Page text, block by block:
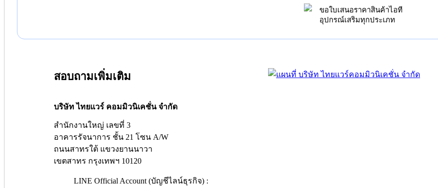
ขอใบเสนอราคาสินค้าไอที
อุปกรณ์เสริมทุกประเภท
สอบถามเพิ่มเติม
บริษัท ไทยแวร์ คอมมิวนิเคชั่น จำกัด
สำนักงานใหญ่ เลขที่ 3
อาคารรัจนาการ ชั้น 21 โซน A/W
ถนนสาทรใต้ แขวงยานนาวา
เขตสาทร กรุงเทพฯ 10120
LINE Official Account (บัญชีไลน์ธุรกิจ) :